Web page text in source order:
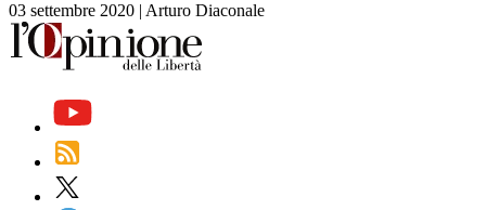
03 settembre 2020 | Arturo Diaconale